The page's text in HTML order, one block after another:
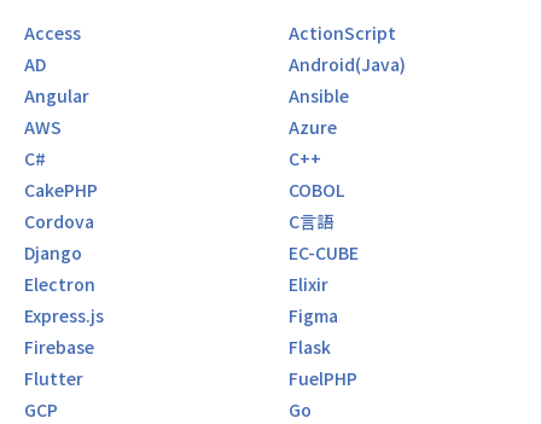
Access
ActionScript
AD
Android(Java)
Angular
Ansible
AWS
Azure
C#
C++
CakePHP
COBOL
Cordova
C言語
Django
EC-CUBE
Electron
Elixir
Express.js
Figma
Firebase
Flask
Flutter
FuelPHP
GCP
Go